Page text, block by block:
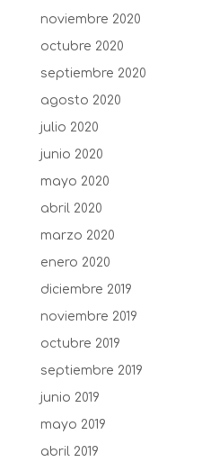
noviembre 2020
octubre 2020
septiembre 2020
agosto 2020
julio 2020
junio 2020
mayo 2020
abril 2020
marzo 2020
enero 2020
diciembre 2019
noviembre 2019
octubre 2019
septiembre 2019
junio 2019
mayo 2019
abril 2019